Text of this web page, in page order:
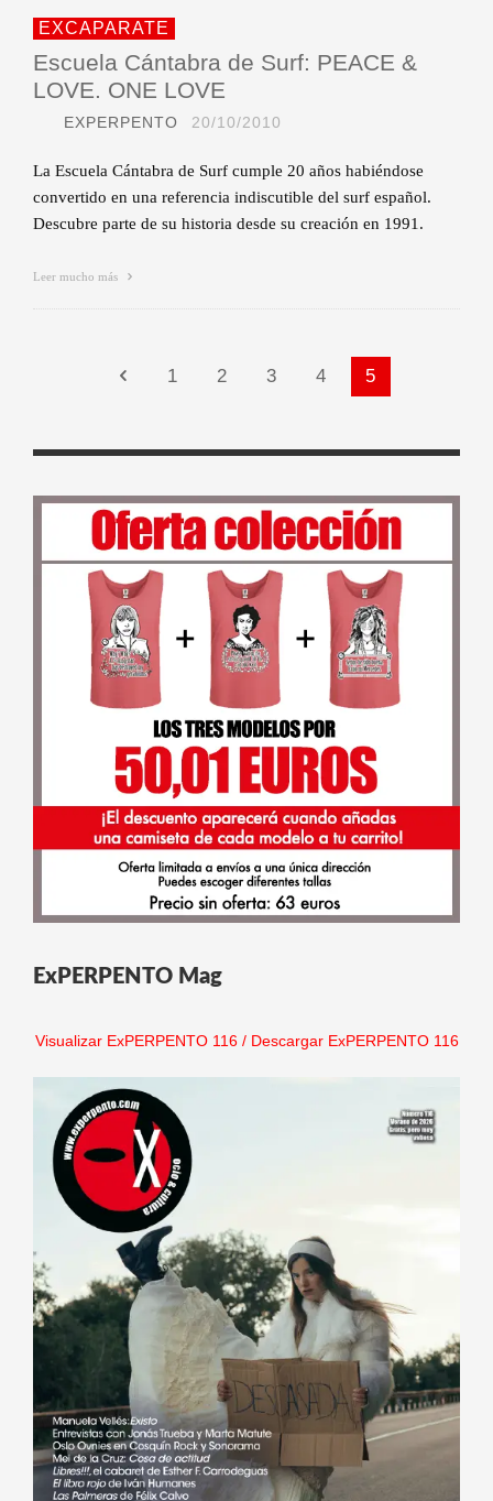
EXCAPARATE
Escuela Cántabra de Surf: PEACE &
LOVE. ONE LOVE
EXPERPENTO 20/10/2010
La Escuela Cántabra de Surf cumple 20 años habiéndose
convertido en una referencia indiscutible del surf español.
Descubre parte de su historia desde su creación en 1991.
Leer mucho más
1 2 3 4 5
ExPERPENTO Mag
Visualizar ExPERPENTO 116/ Descargar ExPERPENTO 116